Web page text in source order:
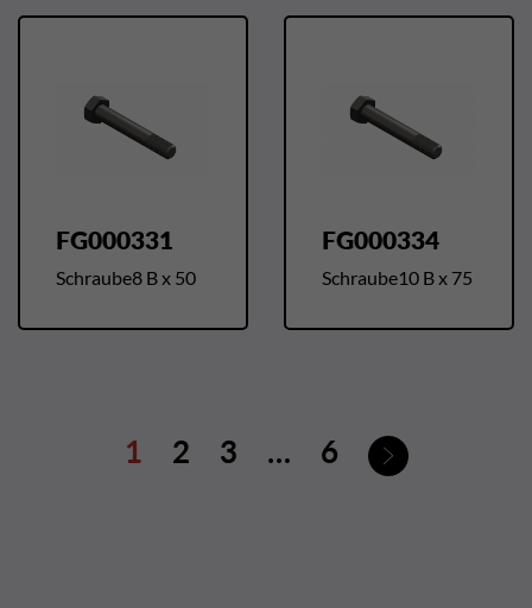
FG000331
Schraube8 B x 50
FG000334
Schraube10 B x 75
1 2 3 … 6 Weiter